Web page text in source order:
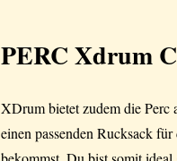
PERCXdrum
XDrum bietet zudem die Perc
einen passenden Rucksack